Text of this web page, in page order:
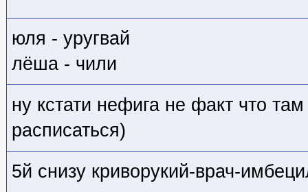
юля - уругвай
лёша - чили
ну кстати нефига не факт что
расписаться)
5й снизу криворукий-врач-